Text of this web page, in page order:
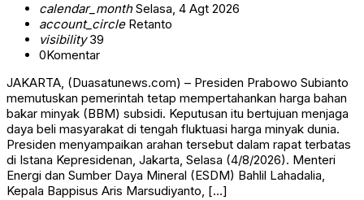
calendar_monthSelasa, 4 Agt 2026
account_circleRetanto
visibility39
0Komentar
JAKARTA, (Duasatunews.com) – Presiden Prabowo Subianto
memutuskan pemerintah tetap mempertahankan harga bahan
bakar minyak (BBM) subsidi. Keputusan itu bertujuan menjaga
daya beli masyarakat di tengah fluktuasi harga minyak dunia.
Presiden menyampaikan arahan tersebut dalam rapat terbatas
di Istana Kepresidenan, Jakarta, Selasa (4/8/2026). Menteri
Energi dan Sumber Daya Mineral (ESDM) Bahlil Lahadalia,
Kepala Bappisus Aris Marsudiyanto, […]